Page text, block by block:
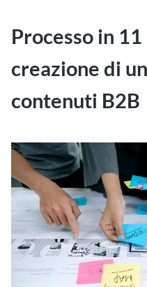
Processo in
creazione di
contenuti B2B